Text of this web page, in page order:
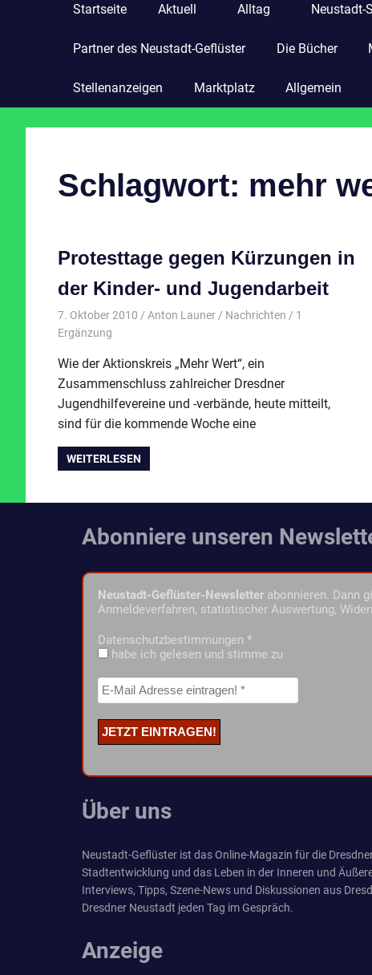
Startseite Aktuell Alltag Neustadt-
Partner des Neustadt-Geflüster Die Bücher
Stellenanzeigen Marktplatz Allgemein
Schlagwort: mehr
Protesttage gegen Kürzungen in
der Kinder- und Jugendarbeit
7. Oktober 2010 Anton Launer Nachrichten / 1
Ergänzung
Wie der Aktionskreis „Mehr Wert“, ein
Zusammenschluss zahlreicher Dresdner
Jugendhilfevereine und -verbände, heute mitteilt,
sind für die kommende Woche eine
WEITERLESEN
Abonniere unseren
Neustadt-Geflüster-Newsletter abonnieren. Dann
Anmeldeverfahren, statistischer Auswertung,
Datenschutzbestimmungen *
habe ich gelesen und stimme zu
Über uns
Neustadt-Geflüster ist das Online-Magazin für die
Stadtentwicklung und das Leben in der Inneren und
Interviews, Tipps, Szene-News und Diskussionen aus
Dresdner Neustadt jeden Tag im Gespräch.
Anzeige